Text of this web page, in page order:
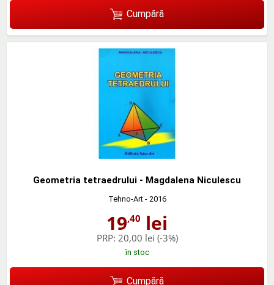
Cumpără
Geometria tetraedrului - Magdalena Niculescu
Tehno-Art- 2016
19,40 lei
PRP: 20,00 lei (-3%)
în stoc
Cumpără